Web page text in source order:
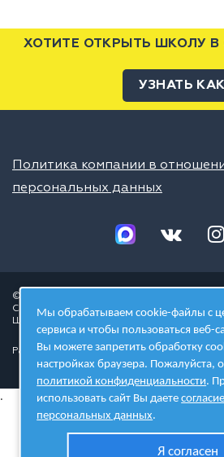
ХОТИТЕ ОТКРЫТЬ ШКОЛУ В
УЗНАТЬ КАК
Политика компании в
персональных данных
© 2026 ШЦТ
Сеть центров молодёжного
Школа цифровых технологий
Разработано в студии
.
Мы обрабатываем cookie-файлы с
сервиса и чтобы пользоваться веб-
Вы можете запретить обработку
настройках браузера. Пожалуйста,
политикой конфиденциальности.
использовать сайт Вы даете
персональных данных.
Я согласен